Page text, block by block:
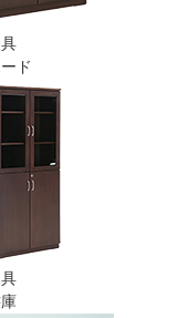
ド